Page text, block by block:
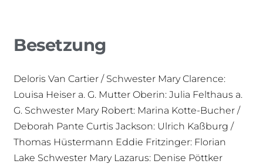
Besetzung
Deloris Van Cartier / Schwester Mary Clarence:
Louisa Heiser a. G. Mutter Oberin: Julia Felthaus a.
G. Schwester Mary Robert: Marina Kotte-Bucher /
Deborah Pante Curtis Jackson: Ulrich Kaßburg /
Thomas Hüstermann Eddie Fritzinger: Florian
Lake Schwester Mary Lazarus: Denise Pöttker